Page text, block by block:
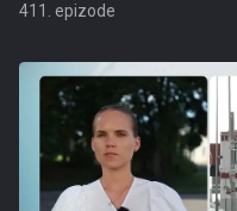
411. epizode